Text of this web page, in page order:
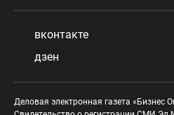
вконтакте
дзен
Деловая электронная газета «Бизнес